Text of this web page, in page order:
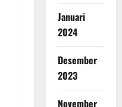
Januari
2024
Desember
2023
November